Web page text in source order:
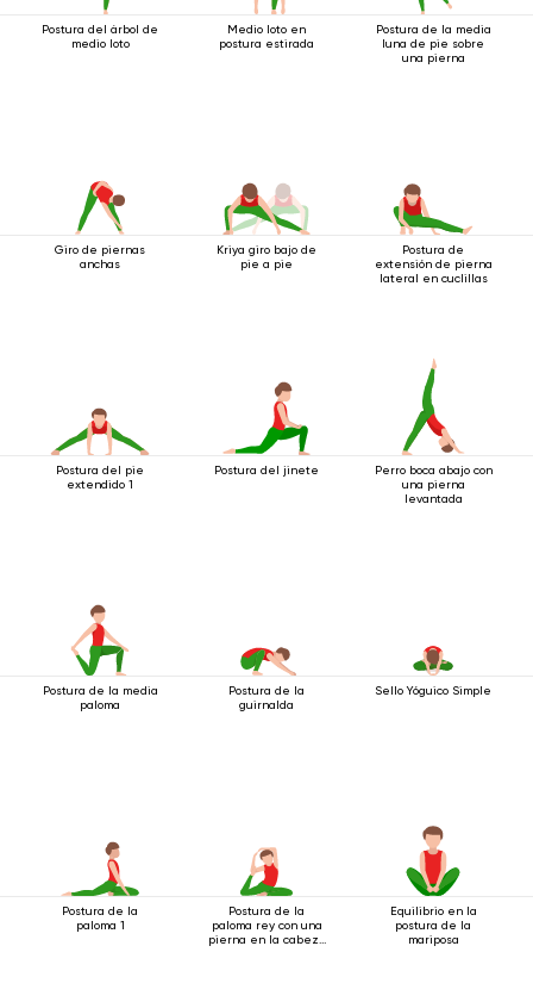
Postura del árbol de
medio loto
Medio loto en
postura estirada
Postura de la media
luna de pie sobre
una pierna
Giro de piernas
anchas
Kriya giro bajo de
pie a pie
Postura de
extensión de pierna
lateral en cuclillas
Postura del pie
extendido 1
Postura del jinete
Perro boca abajo con
una pierna
levantada
Postura de la media
paloma
Postura de la
guirnalda
Sello Yóguico Simple
Postura de la
paloma 1
Postura de la
paloma rey con una
pierna en la cabeza
Equilibrio en la
postura de la
mariposa